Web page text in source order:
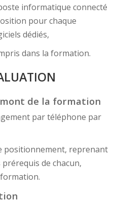
informatique connecté
pour chaque
dédiés,
dans la formation.
de la formation
par téléphone par
positionnement, reprenant
de chacun,